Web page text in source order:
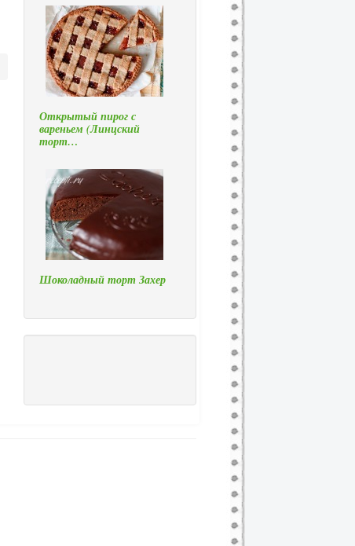
Открытый пирог с
вареньем (Линцский
торт…
Шоколадный торт Захер